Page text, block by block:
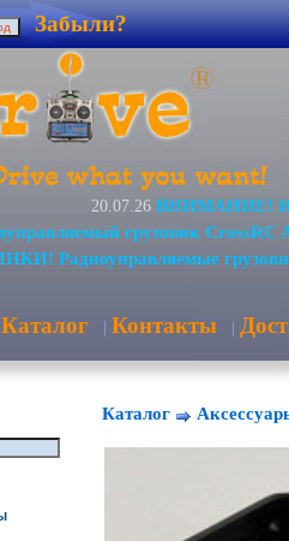
Забыли?
20.07.26 ВНИМАНИЕ!
грузовик CrossRC
Радиоуправляемые
Каталог | Контакты |
Каталог